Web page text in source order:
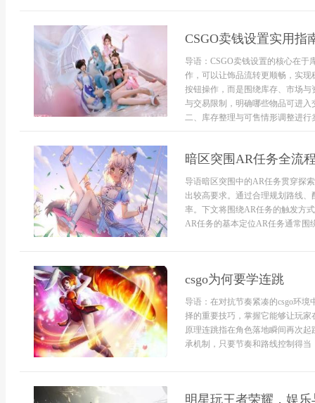
CSGO卖钱设置实用指
导语：CSGO卖钱设置的核心在于
作，可以让饰品流转更顺畅，实
按钮操作，而是围绕库存、市场
与交易限制，明确哪些物品可进
二、库存整理与可售情形调整进行
暗区突围AR任务全流
导语暗区突围中的AR任务贯穿探
出较高要求。通过合理规划路线
率。下文将围绕AR任务的触发方
AR任务的基本定位AR任务通常围
csgo为何要学连跳
导语：在对抗节奏紧凑的csgo环
择的重要技巧，掌握它能够让玩
原理连跳指在角色落地瞬间再次
承机制，只要节奏和路线控制得
明星玩王者荣耀，娱